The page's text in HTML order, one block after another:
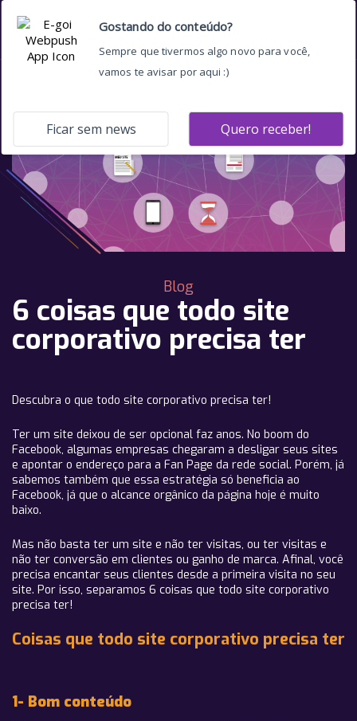
Blog
6 coisas que todo site
corporativo precisa ter
Descubra o que todo site corporativo precisa ter!
Ter um site deixou de ser opcional faz anos. No boom do
Facebook, algumas empresas chegaram a desligar seus sites
e apontar o endereço para a Fan Page da rede social. Porém, já
sabemos também que essa estratégia só beneficia ao
Facebook, já que o alcance orgânico da página hoje é muito
baixo.
Mas não basta ter um site e não ter visitas, ou ter visitas e
não ter conversão em clientes ou ganho de marca. Afinal, você
precisa encantar seus clientes desde a primeira visita no seu
site. Por isso, separamos 6 coisas que todo site corporativo
precisa ter!
Coisas que todo site corporativo precisa ter
1- Bom conteúdo